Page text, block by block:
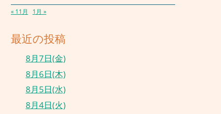
« 11月 1月 »
最近の投稿
8月7日(金)
8月6日(木)
8月5日(水)
8月4日(火)